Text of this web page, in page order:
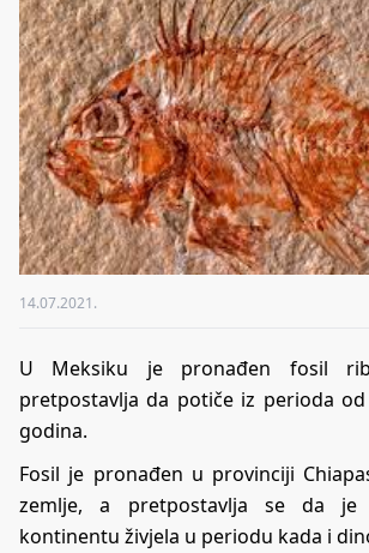
14.07.2021.
U Meksiku je pronađen fosil
pretpostavlja da potiče iz perioda
godina.
Fosil je pronađen u provinciji
zemlje, a pretpostavlja se da je
kontinentu živjela u periodu kada i